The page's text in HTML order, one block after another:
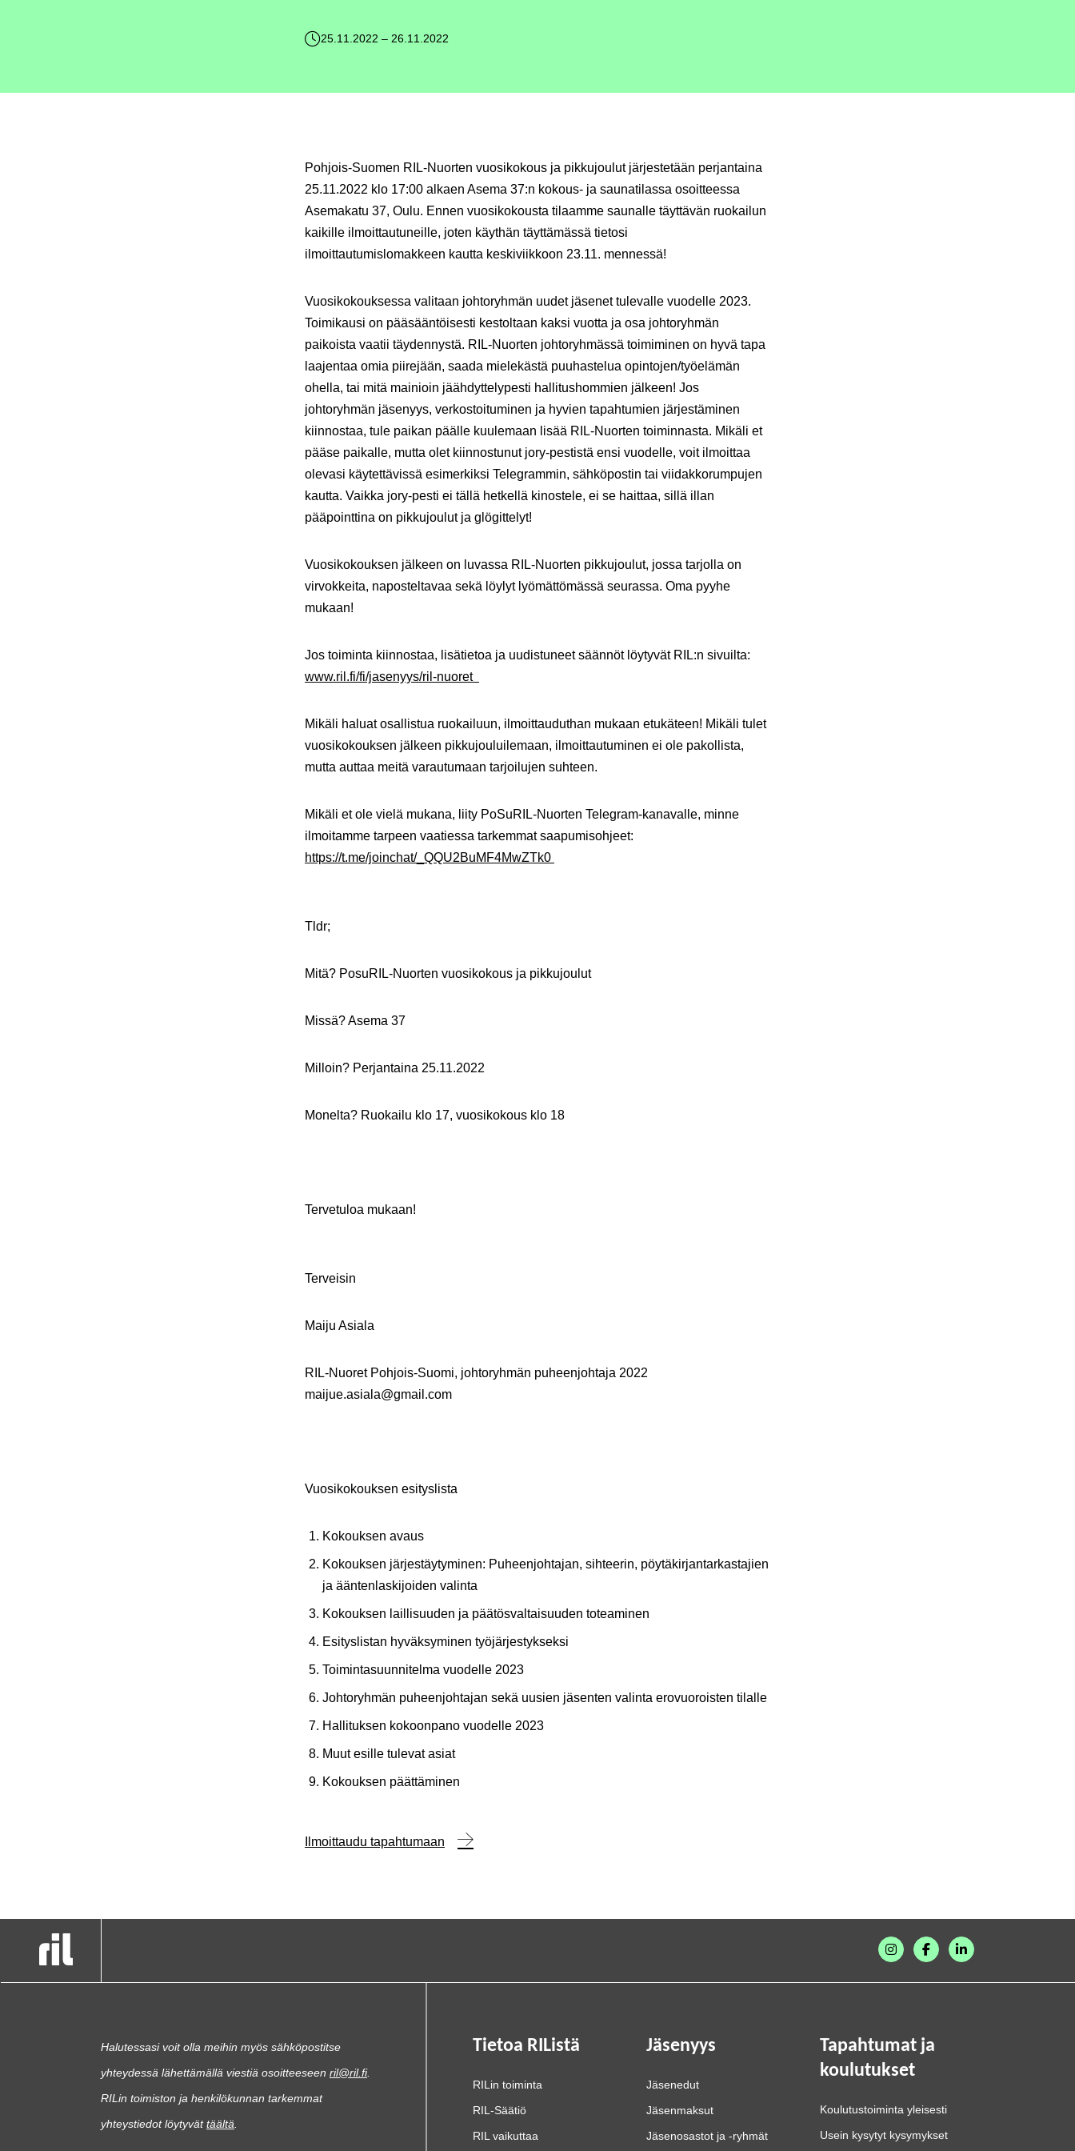
25.11.2022 – 26.11.2022
Pohjois-Suomen RIL-Nuorten vuosikokous ja pikkujoulut järjestetään perjantaina
25.11.2022 klo 17:00 alkaen Asema 37:n kokous- ja saunatilassa osoitteessa
Asemakatu 37, Oulu. Ennen vuosikokousta tilaamme saunalle täyttävän ruokailun
kaikille ilmoittautuneille, joten käythän täyttämässä tietosi
ilmoittautumislomakkeen kautta keskiviikkoon 23.11. mennessä!
Vuosikokouksessa valitaan johtoryhmän uudet jäsenet tulevalle vuodelle 2023.
Toimikausi on pääsääntöisesti kestoltaan kaksi vuotta ja osa johtoryhmän
paikoista vaatii täydennystä. RIL-Nuorten johtoryhmässä toimiminen on hyvä tapa
laajentaa omia piirejään, saada mielekästä puuhastelua opintojen/työelämän
ohella, tai mitä mainioin jäähdyttelypesti hallitushommien jälkeen! Jos
johtoryhmän jäsenyys, verkostoituminen ja hyvien tapahtumien järjestäminen
kiinnostaa, tule paikan päälle kuulemaan lisää RIL-Nuorten toiminnasta. Mikäli et
pääse paikalle, mutta olet kiinnostunut jory-pestistä ensi vuodelle, voit ilmoittaa
olevasi käytettävissä esimerkiksi Telegrammin, sähköpostin tai viidakkorumpujen
kautta. Vaikka jory-pesti ei tällä hetkellä kinostele, ei se haittaa, sillä illan
pääpointtina on pikkujoulut ja glögittelyt!
Vuosikokouksen jälkeen on luvassa RIL-Nuorten pikkujoulut, jossa tarjolla on
virvokkeita, naposteltavaa sekä löylyt lyömättömässä seurassa. Oma pyyhe
mukaan!
Jos toiminta kiinnostaa, lisätietoa ja uudistuneet säännöt löytyvät RIL:n sivuilta:
www.ril.fi/fi/jasenyys/ril-nuoret
Mikäli haluat osallistua ruokailuun, ilmoittauduthan mukaan etukäteen! Mikäli tulet
vuosikokouksen jälkeen pikkujouluilemaan, ilmoittautuminen ei ole pakollista,
mutta auttaa meitä varautumaan tarjoilujen suhteen.
Mikäli et ole vielä mukana, liity PoSuRIL-Nuorten Telegram-kanavalle, minne
ilmoitamme tarpeen vaatiessa tarkemmat saapumisohjeet:
https://t.me/joinchat/_QQU2BuMF4MwZTk0
Tldr;
Mitä? PosuRIL-Nuorten vuosikokous ja pikkujoulut
Missä? Asema 37
Milloin? Perjantaina 25.11.2022
Monelta? Ruokailu klo 17, vuosikokous klo 18
Tervetuloa mukaan!
Terveisin
Maiju Asiala
RIL-Nuoret Pohjois-Suomi, johtoryhmän puheenjohtaja 2022
maijue.asiala@gmail.com
Vuosikokouksen esityslista
Kokouksen avaus
Kokouksen järjestäytyminen: Puheenjohtajan, sihteerin, pöytäkirjantarkastajien
ja ääntenlaskijoiden valinta
Kokouksen laillisuuden ja päätösvaltaisuuden toteaminen
Esityslistan hyväksyminen työjärjestykseksi
Toimintasuunnitelma vuodelle 2023
Johtoryhmän puheenjohtajan sekä uusien jäsenten valinta erovuoroisten tilalle
Hallituksen kokoonpano vuodelle 2023
Muut esille tulevat asiat
Kokouksen päättäminen
Ilmoittaudu tapahtumaan
Halutessasi voit olla meihin myös sähköpostitse
yhteydessä lähettämällä viestiä osoitteeseen ril@ril.fi.
RILin toimiston ja henkilökunnan tarkemmat
yhteystiedot löytyvättäältä
Tietoa RIListä
RILin toiminta
RIL-Säätiö
RIL vaikuttaa
Jäsenyys
Jäsenedut
Jäsenmaksut
Jäsenosastot ja -ryhmät
Tapahtumat ja
koulutukset
Koulutustoiminta yleisesti
Usein kysytyt kysymykset